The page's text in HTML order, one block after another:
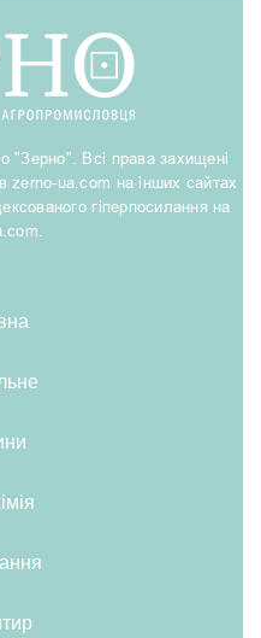
Всі права захищені
zerno-ua.com на інших сайтах
гіперпосилання на